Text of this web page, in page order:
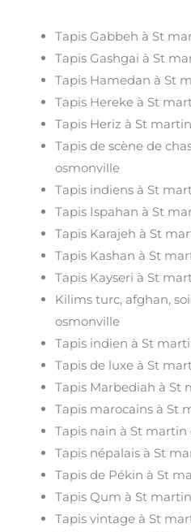
Tapis Gabbeh à St
Tapis Gashgai à St
Tapis Hamedan à St
Tapis Hereke à St
Tapis Heriz à St
Tapis de scène de
osmonville
Tapis indiens à St
Tapis Ispahan à St
Tapis Karajeh à St
Tapis Kashan à St
Tapis Kayseri à St
Kilims turc, afghan,
osmonville
Tapis indien à St
Tapis de luxe à St
Tapis Marbediah à St
Tapis marocains à St
Tapis nain à St
Tapis népalais à St
Tapis de Pékin à St
Tapis Qum à St
Tapis vintage à St